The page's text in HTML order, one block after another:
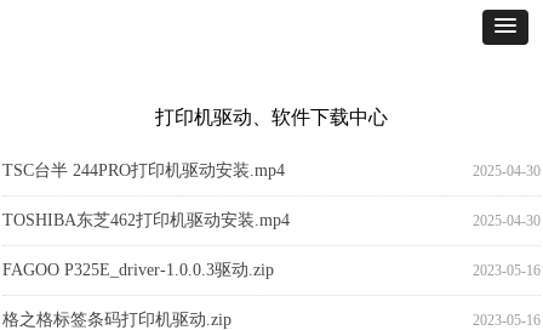
打印机驱动、软件下载中心
2025-04-30
TSC台半 244PRO打印机驱动安装.mp4
2025-04-30
TOSHIBA东芝462打印机驱动安装.mp4
2023-05-16
FAGOO P325E_driver-1.0.0.3驱动.zip
2023-05-16
格之格标签条码打印机驱动.zip